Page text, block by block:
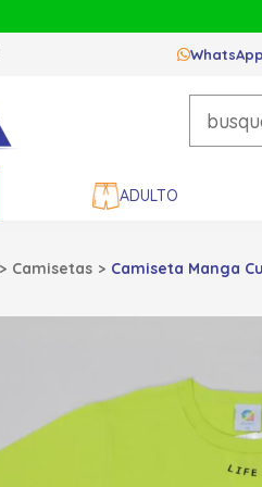
ADULTO
Camisetas Camiseta Manga